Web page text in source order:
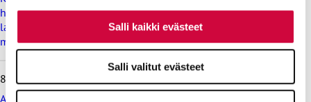
Salli kaikki evästeet
Salli valitut evästeet
v
i
i
i
s
hyvinvoinnin ehdoilla – Ammattiliitto JHL on antanut
lausunnon koulujen ja oppilaitosten loma-aikoja koskevasta
muistioluonnoksesta
8.7.2026
Ammattiliitto JHL vastustaa valtiokonttoria koskevan lain